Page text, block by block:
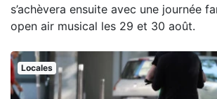
s’achèvera ensuite avec une journée
open air musical les 29 et 30 août.
Locales